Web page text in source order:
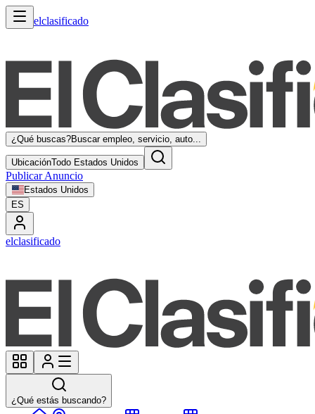
elclasificado
¿Qué buscas?Buscar empleo, servicio, auto...
UbicaciónTodo Estados Unidos
Publicar Anuncio
Estados Unidos
ES
elclasificado
¿Qué estás buscando?